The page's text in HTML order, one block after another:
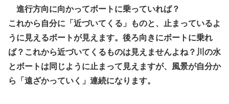
進行方向に向かってボートに乗っていれば？
これから自分に「近づいてくる」ものと、止まっているよ
うに見えるボートが見えます。後ろ向きにボートに乗れ
ば？これから近づいてくるものは見えませんよね？川の水
とボートは同じように止まって見えますが、風景が自分か
ら「遠ざかっていく」連続になります。